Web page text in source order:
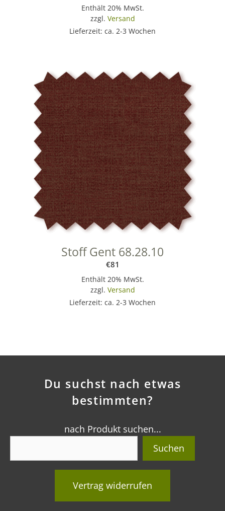
Enthält 20% MwSt.
zzgl. Versand
Lieferzeit: ca. 2-3 Wochen
Stoff Gent 68.28.10
€81
Enthält 20% MwSt.
zzgl. Versand
Lieferzeit: ca. 2-3 Wochen
Du suchst nach etwas
bestimmten?
nach Produkt suchen...
Suchen
Vertrag widerrufen